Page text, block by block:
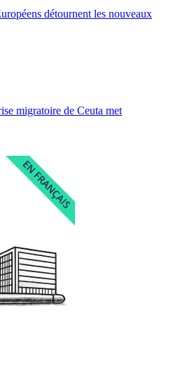
détournent les nouveaux
migratoire de Ceuta met